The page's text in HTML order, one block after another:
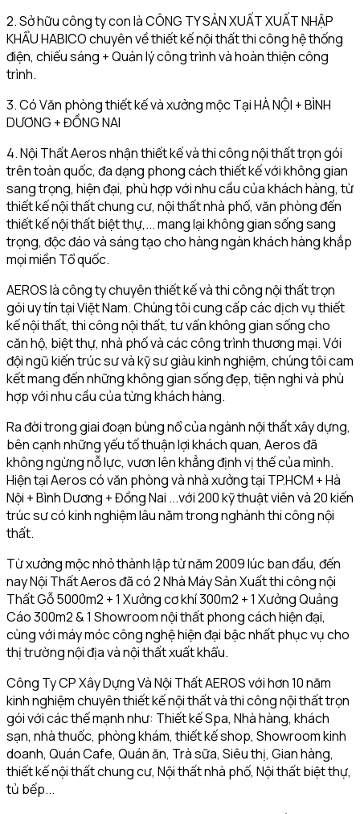
2. Sở hữu công ty con là CÔNG TY SẢN XUẤT XUẤT NHẬP
KHẨU HABICO chuyên về thiết kế nội thất thi công hệ thống
điện, chiếu sáng + Quản lý công trình và hoàn thiện công
trình.
3. Có Văn phòng thiết kế và xưởng mộc Tại HÀ NỘI + BÌNH
DƯƠNG + ĐỒNG NAI
4. Nội Thất Aeros nhận thiết kế và thi công nội thất trọn gói
trên toàn quốc, đa dạng phong cách thiết kế với không gian
sang trọng, hiện đại, phù hợp với nhu cầu của khách hàng, từ
thiết kế nội thất chung cư, nội thất nhà phố, văn phòng đến
thiết kế nội thất biệt thự,... mang lại không gian sống sang
trọng, độc đáo và sáng tạo cho hàng ngàn khách hàng khắp
mọi miền Tổ quốc.
AEROS là công ty chuyên thiết kế và thi công nội thất trọn
gói uy tín tại Việt Nam. Chúng tôi cung cấp các dịch vụ thiết
kế nội thất, thi công nội thất, tư vấn không gian sống cho
căn hộ, biệt thự, nhà phố và các công trình thương mại. Với
đội ngũ kiến trúc sư và kỹ sư giàu kinh nghiệm, chúng tôi cam
kết mang đến những không gian sống đẹp, tiện nghi và phù
hợp với nhu cầu của từng khách hàng.
Ra đời trong giai đoạn bùng nổ của ngành nội thất xây dựng,
bên cạnh những yếu tố thuận lợi khách quan, Aeros đã
không ngừng nỗ lực, vươn lên khẳng định vị thế của mình.
Hiện tại Aeros có văn phòng và nhà xưởng tại TP.HCM + Hà
Nội + Bình Dương + Đồng Nai ...với 200 kỹ thuật viên và 20 kiến
trúc sư có kinh nghiệm lâu năm trong nghành thi công nội
thất.
Từ xưởng mộc nhỏ thành lập từ năm 2009 lúc ban đầu, đến
nay Nội Thất Aeros đã có 2 Nhà Máy Sản Xuất thi công nội
Thất Gỗ 5000m2 + 1 Xưởng cơ khí 300m2 + 1 Xưởng Quảng
Cáo 300m2 & 1 Showroom nội thất phong cách hiện đại,
cùng với máy móc công nghệ hiện đại bậc nhất phục vụ cho
thị trường nội địa và nội thất xuất khẩu.
Công Ty CP Xây Dựng Và Nội Thất AEROS với hơn 10 năm
kinh nghiệm chuyên thiết kế nội thất và thi công nội thất trọn
gói với các thế mạnh như: Thiết kế Spa, Nhà hàng, khách
sạn, nhà thuốc, phòng khám, thiết kế shop, Showroom kinh
doanh, Quán Cafe, Quán ăn, Trà sữa, Siêu thị, Gian hàng,
thiết kế nội thất chung cư, Nội thất nhà phố, Nội thất biệt thự,
tủ bếp...